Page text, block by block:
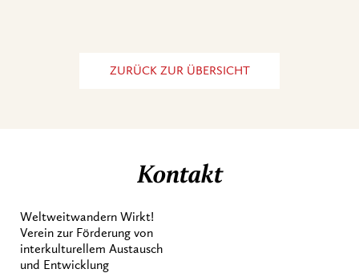
ZURÜCK ZUR ÜBERSICHT
Kontakt
Weltweitwandern Wirkt!
Verein zur Förderung von
interkulturellem Austausch
und Entwicklung